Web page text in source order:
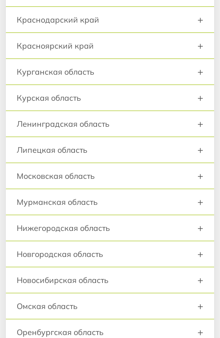
Краснодарский край +
Красноярский край +
Курганская область +
Курская область +
Ленинградская область +
Липецкая область +
Московская область +
Мурманская область +
Нижегородская область +
Новгородская область +
Новосибирская область +
Омская область +
Оренбургская область +